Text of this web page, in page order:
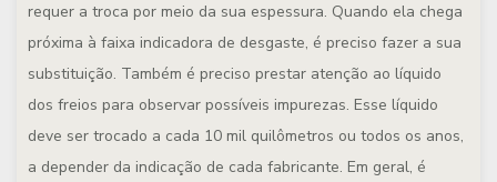
requer a troca por meio da sua espessura. Quando ela chega
próxima à faixa indicadora de desgaste, é preciso fazer a sua
substituição. Também é preciso prestar atenção ao líquido
dos freios para observar possíveis impurezas. Esse líquido
deve ser trocado a cada 10 mil quilômetros ou todos os anos,
a depender da indicação de cada fabricante. Em geral, é